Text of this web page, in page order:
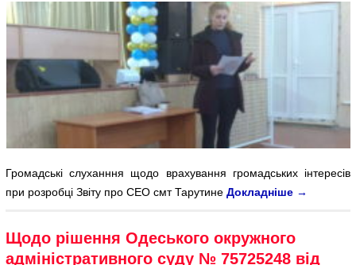
Громадські слуханння щодо врахування громадських інтересів
при розробці Звіту про СЕО смт ТарутинеДокладніше →
Щодо рішення Одеського окружного
адміністративного суду № 75725248 від